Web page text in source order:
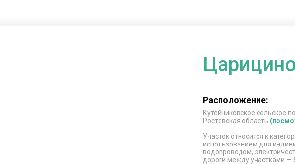
Расположение:
Кутейниковское сельское
Ростовская область
Участок относится к
использованием для
водопроводом,
дороги между участками —